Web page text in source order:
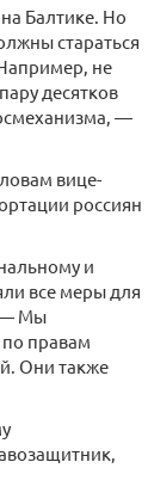
Балтике. Но
стараться
не
десятков
—
вице-
россиян
и
все меры для
— Мы
правам
Они также